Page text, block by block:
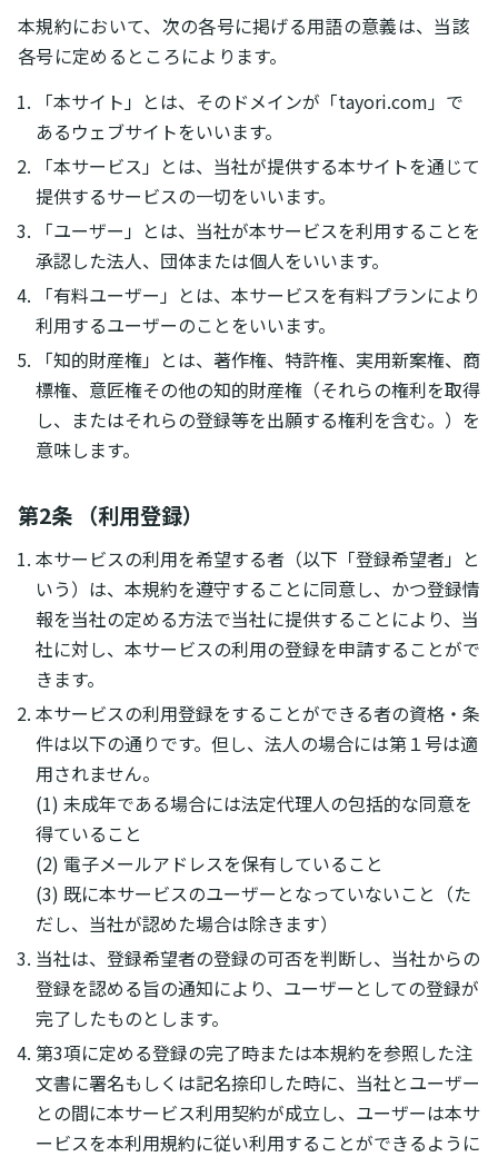
本規約において、次の各号に掲げる用語の意義は、当該
各号に定めるところによります。
「本サイト」とは、そのドメインが「tayori.com」で
あるウェブサイトをいいます。
「本サービス」とは、当社が提供する本サイトを通じて
提供するサービスの一切をいいます。
「ユーザー」とは、当社が本サービスを利用することを
承認した法人、団体または個人をいいます。
「有料ユーザー」とは、本サービスを有料プランにより
利用するユーザーのことをいいます。
「知的財産権」とは、著作権、特許権、実用新案権、商
標権、意匠権その他の知的財産権（それらの権利を取得
し、またはそれらの登録等を出願する権利を含む。）を
意味します。
第2条 （利用登録）
本サービスの利用を希望する者（以下「登録希望者」と
いう）は、本規約を遵守することに同意し、かつ登録情
報を当社の定める方法で当社に提供することにより、当
社に対し、本サービスの利用の登録を申請することがで
きます。
本サービスの利用登録をすることができる者の資格・条
件は以下の通りです。但し、法人の場合には第１号は適
用されません。
(1) 未成年である場合には法定代理人の包括的な同意を
得ていること
(2) 電子メールアドレスを保有していること
(3) 既に本サービスのユーザーとなっていないこと（た
だし、当社が認めた場合は除きます）
当社は、登録希望者の登録の可否を判断し、当社からの
登録を認める旨の通知により、ユーザーとしての登録が
完了したものとします。
第3項に定める登録の完了時または本規約を参照した注
文書に署名もしくは記名捺印した時に、当社とユーザー
との間に本サービス利用契約が成立し、ユーザーは本サ
ービスを本利用規約に従い利用することができるように